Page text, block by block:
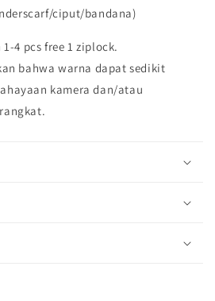
ciput/bandana)
4 pcs free 1 ziplock.
bahwa warna dapat sedikit
kamera dan/atau